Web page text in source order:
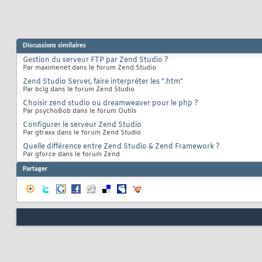
Discussions similaires
Gestion du serveur FTP par Zend Studio ?
Par maximenet dans le forum Zend Studio
Zend Studio Server, faire interpréter les ".htm"
Par bclg dans le forum Zend Studio
Choisir zend studio ou dreamweaver pour le php ?
Par psychoBob dans le forum Outils
Configurer le serveur Zend Studio
Par gtraxx dans le forum Zend Studio
Quelle différence entre Zend Studio & Zend Framework ?
Par gforce dans le forum Zend
Partager